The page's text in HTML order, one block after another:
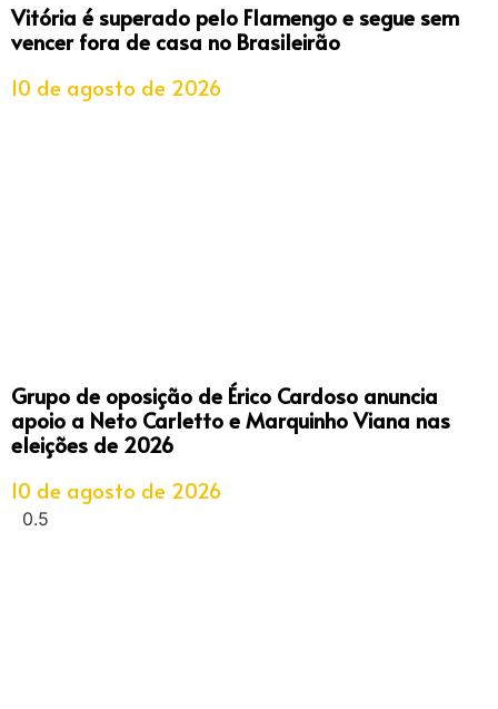
Vitória é superado pelo Flamengo e segue sem
vencer fora de casa no Brasileirão
10 de agosto de 2026
Grupo de oposição de Érico Cardoso anuncia
apoio a Neto Carletto e Marquinho Viana nas
eleições de 2026
10 de agosto de 2026